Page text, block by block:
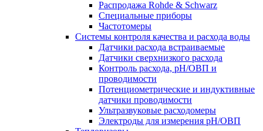
Распродажа Rohde & Schwarz
Специальные приборы
Частотомеры
Системы контроля качества и расхода воды
Датчики расхода встраиваемые
Датчики сверхнизкого расхода
Контроль расхода, pH/ОВП и
проводимости
Потенциометрические и индуктивные
датчики проводимости
Ультразвуковые расходомеры
Электроды для измерения рH/ОВП